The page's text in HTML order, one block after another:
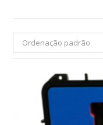
Ordenação padrão